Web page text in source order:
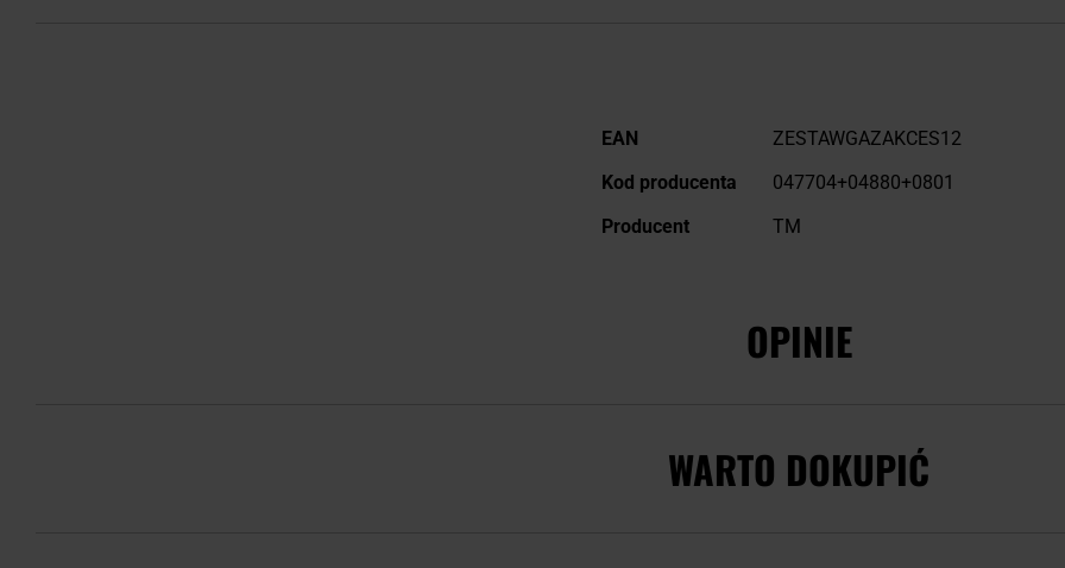
Więcej
EAN
ZESTAWGAZAKCES12
Kod producenta
047704+04880+0801
Producent
TM
OPINIE
WARTO DOKUPIĆ